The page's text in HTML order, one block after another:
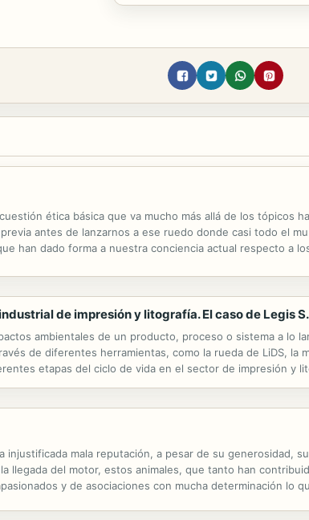
ética básica que va mucho más allá de los tópicos
antes de lanzarnos a ese ruedo donde casi todo el
han dado forma a nuestra conciencia actual respecto a
de impresión y litografía. El caso de Legis
ambientales de un producto, proceso o sistema a lo
de diferentes herramientas, como la rueda de LiDS, la
etapas del ciclo de vida en el sector de impresión y
sobre su implementación, esta guía permite...
injustificada mala reputación, a pesar de su generosidad,
llegada del motor, estos animales, que tanto han
y de asociaciones con mucha determinación lo